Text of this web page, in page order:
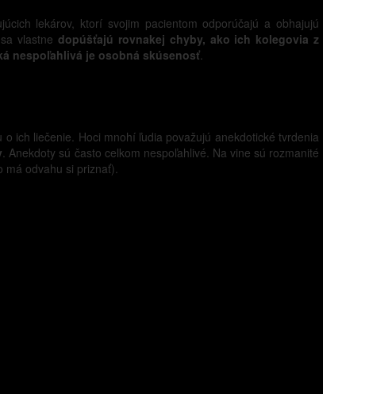
lekárov, ktorí svojim pacientom odporúčajú a obhajujú
sa vlastnedopúšťajú rovnakej chyby, ako ich kolegovia z
nespoľahlivá je osobná skúsenosť.
ich liečenie. Hoci mnohí ľudia považujú anekdotické tvrdenia
. Anekdoty sú často celkom nespoľahlivé. Na vine sú rozmanité
má odvahu si priznať).